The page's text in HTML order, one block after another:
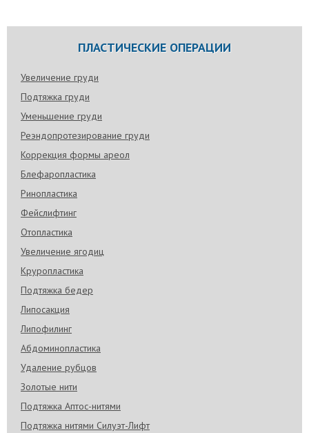
ПЛАСТИЧЕСКИЕ ОПЕРАЦИИ
Увеличение груди
Подтяжка груди
Уменьшение груди
Реэндопротезирование груди
Коррекция формы ареол
Блефаропластика
Ринопластика
Фейслифтинг
Отопластика
Увеличение ягодиц
Круропластика
Подтяжка бедер
Липосакция
Липофилинг
Абдоминопластика
Удаление рубцов
Золотые нити
Подтяжка Аптос-нитями
Подтяжка нитями Силуэт-Лифт